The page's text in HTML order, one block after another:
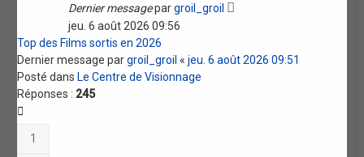
Dernier messagepargroil_groil
jeu. 6 août 2026 09:56
Top des Films sortis en 2026
Dernier message pargroil_groil «jeu. 6 août 2026 09:51
Posté dansLe Centre de Visionnage
Réponses : 245
1